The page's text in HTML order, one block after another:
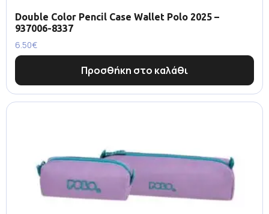
Double Color Pencil Case Wallet Polo 2025 –
937006-8337
6.50€
Προσθήκη στο καλάθι